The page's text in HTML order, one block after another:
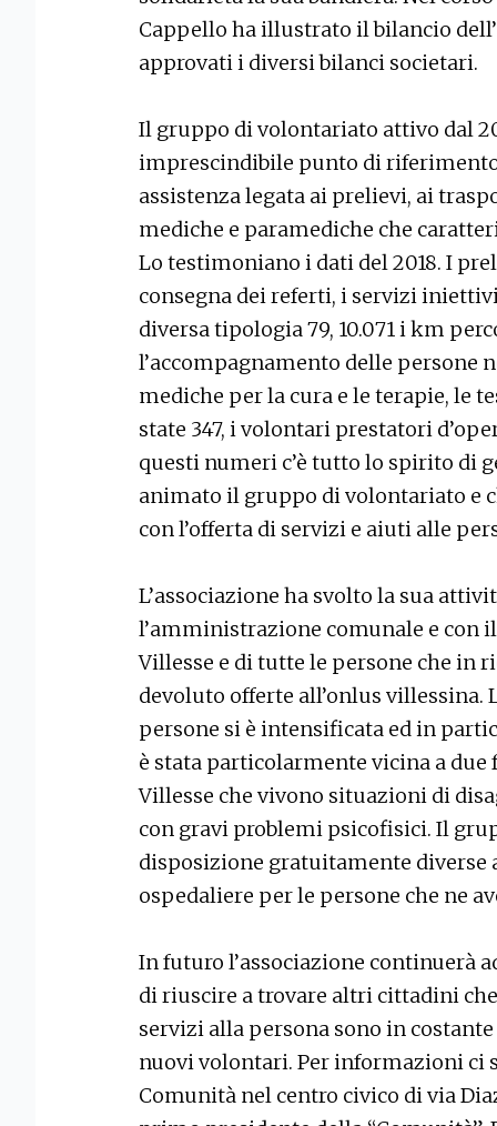
Cappello ha illustrato il bilancio
approvati i diversi bilanci societari.
Il gruppo di volontariato attivo dal
imprescindibile punto di
assistenza legata ai prelievi, ai
mediche e paramediche che
Lo testimoniano i dati del 2018. I
consegna dei referti, i servizi
diversa tipologia 79, 10.071 i km
l’accompagnamento delle persone
mediche per la cura e le terapie, le
state 347, i volontari prestatori
questi numeri c’è tutto lo spirito di
animato il gruppo di volontariato e
con l’offerta di servizi e aiuti alle
L’associazione ha svolto la sua
l’amministrazione comunale e con
Villesse e di tutte le persone che in
devoluto offerte all’onlus villessina.
persone si è intensificata ed in
è stata particolarmente vicina a
Villesse che vivono situazioni di
con gravi problemi psicofisici. Il
disposizione gratuitamente diverse
ospedaliere per le persone che ne
In futuro l’associazione continuerà
di riuscire a trovare altri cittadini
servizi alla persona sono in
nuovi volontari. Per informazioni ci
Comunità nel centro civico di via